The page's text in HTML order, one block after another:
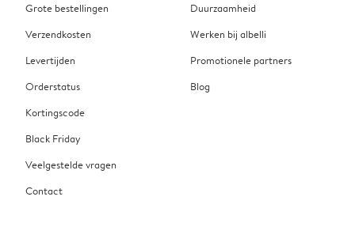
Grote bestellingen
Verzendkosten
Levertijden
Orderstatus
Kortingscode
Black Friday
Veelgestelde vragen
Contact
Duurzaamheid
Werken bij albelli
Promotionele partners
Blog